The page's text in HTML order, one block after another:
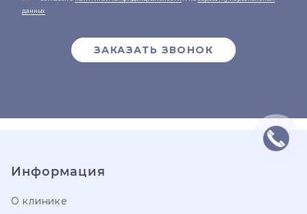
данных
ЗАКАЗАТЬ ЗВОНОК
Информация
О клинике